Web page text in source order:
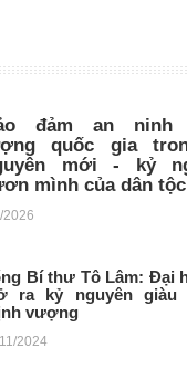
đảm an ninh
quốc gia
mới - kỷ
mình của dân tộc
2026
Bí thư Tô Lâm: Đại
ra kỷ nguyên giàu
vượng
2024